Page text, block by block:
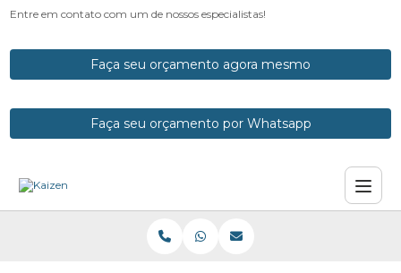
Entre em contato com um de nossos especialistas!
Faça seu orçamento agora mesmo
Faça seu orçamento por Whatsapp